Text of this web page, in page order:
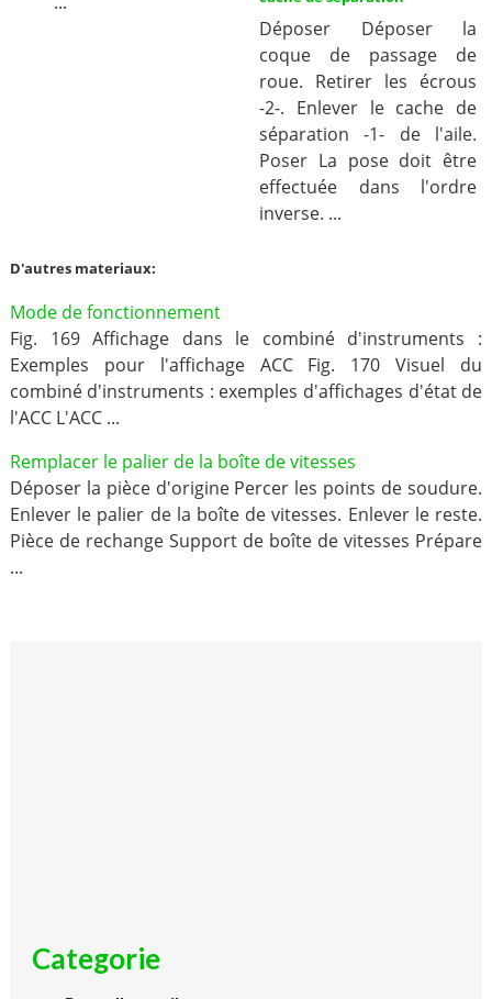
Déposer Déposer la
coque de passage de
roue. Retirer les écrous
-2-. Enlever le cache de
séparation -1- de l'aile.
Poser La pose doit être
effectuée dans l'ordre
inverse. ...
D'autres materiaux:
Mode de fonctionnement
Fig. 169 Affichage dans le combiné d'instruments :
Exemples pour l'affichage ACC Fig. 170 Visuel du
combiné d'instruments : exemples d'affichages d'état de
l'ACC L'ACC ...
Remplacer le palier de la boîte de vitesses
Déposer la pièce d'origine Percer les points de soudure.
Enlever le palier de la boîte de vitesses. Enlever le reste.
Pièce de rechange Support de boîte de vitesses Prépare
...
Categorie